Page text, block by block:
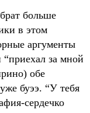
больше
в этом
аргументы
“приехал за мной
обе
буээ. “У тебя
сердечко